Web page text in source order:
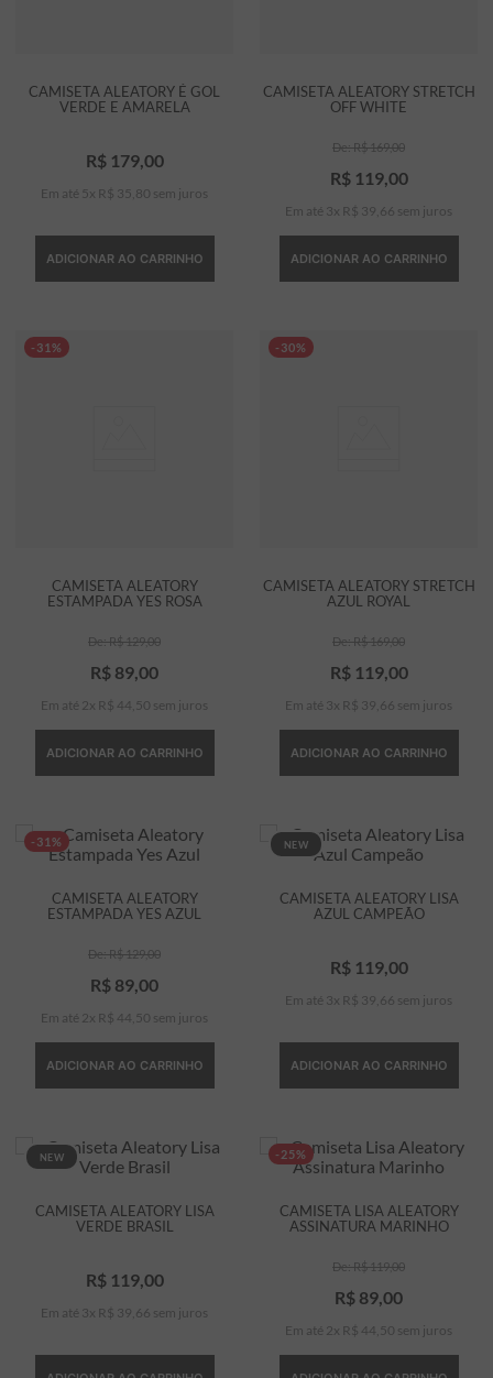
CAMISETA ALEATORY É GOL
VERDE E AMARELA
R$ 179,00
Em até 5 x R$ 35 80 sem juros
ADICIONAR AO CARRINHO
CAMISETA ALEATORY STRETCH
OFF WHITE
R$169,00
R$ 119,00
Em até 3 x R$ 39 66 sem juros
ADICIONAR AO CARRINHO
-31%
CAMISETA ALEATORY
ESTAMPADA YES ROSA
R$129,00
R$ 89,00
Em até 2 x R$ 44 50 sem juros
ADICIONAR AO CARRINHO
-30%
CAMISETA ALEATORY STRETCH
AZUL ROYAL
R$169,00
R$ 119,00
Em até 3 x R$ 39 66 sem juros
ADICIONAR AO CARRINHO
-31%
CAMISETA ALEATORY
ESTAMPADA YES AZUL
R$129,00
R$ 89,00
Em até 2 x R$ 44 50 sem juros
ADICIONAR AO CARRINHO
NEW
CAMISETA ALEATORY LISA
AZUL CAMPEÃO
R$ 119,00
Em até 3 x R$ 39 66 sem juros
ADICIONAR AO CARRINHO
NEW
CAMISETA ALEATORY LISA
VERDE BRASIL
R$ 119,00
Em até 3 x R$ 39 66 sem juros
-25%
CAMISETA LISA ALEATORY
ASSINATURA MARINHO
R$119,00
R$ 89,00
Em até 2 x R$ 44 50 sem juros